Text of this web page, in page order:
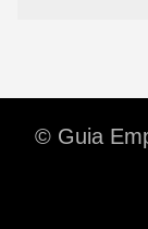
© Guia